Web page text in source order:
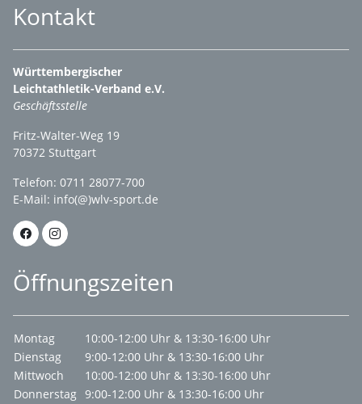
Kontakt
Württembergischer
Leichtathletik-Verband e.V.
Geschäftsstelle
Fritz-Walter-Weg 19
70372 Stuttgart
Telefon: 0711 28077-700
E-Mail: info(@)wlv-sport.de
Öffnungszeiten
Montag
10:00-12:00 Uhr & 13:30-16:00 Uhr
Dienstag
9:00-12:00 Uhr & 13:30-16:00 Uhr
Mittwoch
10:00-12:00 Uhr & 13:30-16:00 Uhr
Donnerstag 9:00-12:00 Uhr & 13:30-16:00 Uhr